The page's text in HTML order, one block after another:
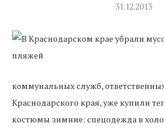
31.12.2013
коммунальных служб,
Краснодарского края, уже купили
костюмы зимние: спецодежда в